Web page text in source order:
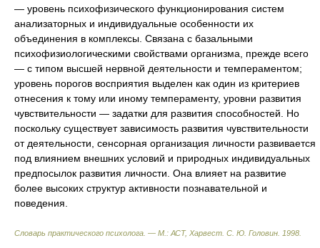
— уровень психофизического функционирования систем
анализаторных и индивидуальные особенности их
объединения в комплексы. Связана с базальными
психофизиологическими свойствами организма, прежде всего
— с типом высшей нервной деятельности и темпераментом;
уровень порогов восприятия выделен как один из критериев
отнесения к тому или иному темпераменту, уровни развития
чувствительности — задатки для развития способностей. Но
поскольку существует зависимость развития чувствительности
от деятельности, сенсорная организация личности развивается
под влиянием внешних условий и природных индивидуальных
предпосылок развития личности. Она влияет на развитие
более высоких структур активности познавательной и
поведения.
Словарь практического психолога. — М.: АСТ, Харвест С. Ю. Головин 1998